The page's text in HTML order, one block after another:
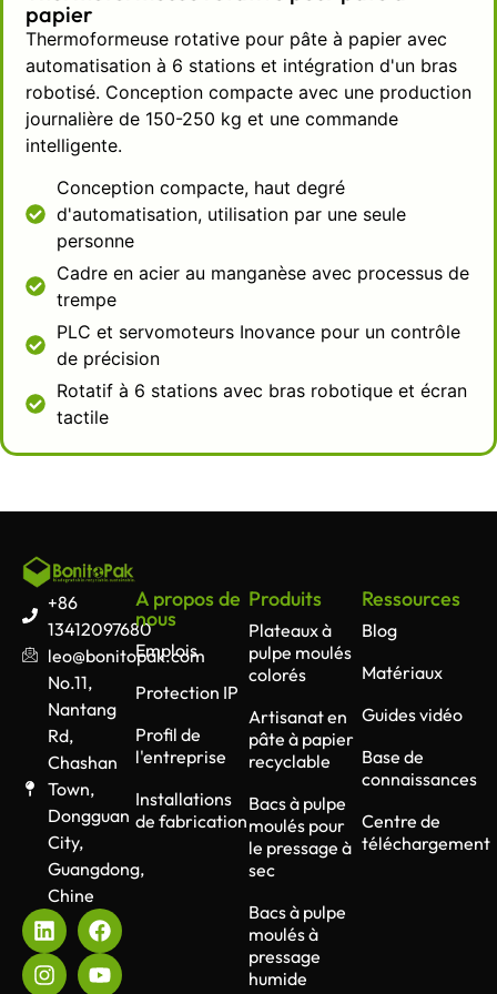
small spaces, but the adjustable feet
provide stability on uneven surfaces,
making it easier to move even on
challenging terrain. Long-lasting
components mean that the equipment
will withstand the pressure of demanding
research.
Questions fréquemment
posées
Q1:What materials can be tested with
this machine?
This machine can be used for different
pulp materials such as paper pulp, fiber
This machine is appropriate for lab-scale
testing, as it produces 10 to 40 kilograms
daily. While it is suitable for sampling,
research and development, and quality
testing, it is not suitable for mass
production. For commercial purposes,
you should look at equipment for
industrial-scale production.
Q3: Is some kind of training required to
use this machine?
The machine has a simple control panel,
accessible to lab technicians and
researchers. For best outcomes and
maintenance of the machine, some basic
training about operation and safety
should be provided.
papier
Thermoformeuse rotative pour pâte à papier avec
automatisation à 6 stations et intégration d'un bras
robotisé. Conception compacte avec une production
journalière de 150-250 kg et une commande
intelligente.
Conception compacte, haut degré
d'automatisation, utilisation par une seule
personne
Cadre en acier au manganèse avec processus de
trempe
PLC et servomoteurs Inovance pour un contrôle
de précision
Rotatif à 6 stations avec bras robotique et écran
tactile
+86
13412097680
leo@bonitopak.com
No.11,
Nantang
Rd,
Chashan
Town,
Dongguan
City,
Guangdong,
Chine
A propos de
nous
Emplois
Protection IP
Profil de
l'entreprise
Installations
de fabrication
Produits
Plateaux à
pulpe moulés
colorés
Artisanat en
pâte à papier
recyclable
Bacs à pulpe
moulés pour
le pressage à
sec
Bacs à pulpe
moulés à
pressage
humide
Ressources
Blog
Matériaux
Guides vidéo
Base de
connaissances
Centre de
téléchargement